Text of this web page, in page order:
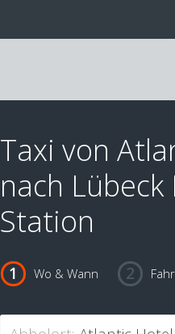
Taxi von
nach
Station
Wo & Wann